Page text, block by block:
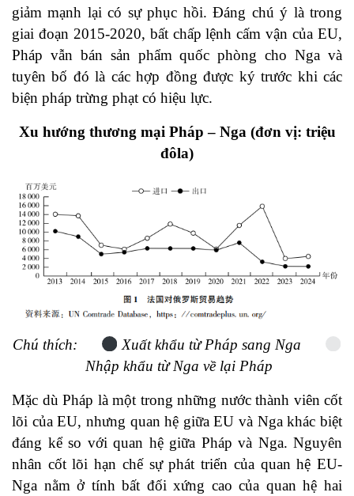
giảm mạnh lại có sự phục hồi. Đáng chú ý là trong
giai đoạn 2015-2020, bất chấp lệnh cấm vận của EU,
Pháp vẫn bán sản phẩm quốc phòng cho Nga và
tuyên bố đó là các hợp đồng được ký trước khi các
biện pháp trừng phạt có hiệu lực.
Xu hướng thương mại Pháp – Nga (đơn vị: triệu
đôla)
Chú thích:
Xuất khẩu từ Pháp sang Nga
Nhập khẩu từ Nga về lại Pháp
Mặc dù Pháp là một trong những nước thành viên cốt
lõi của EU, nhưng quan hệ giữa EU và Nga khác biệt
đáng kể so với quan hệ giữa Pháp và Nga. Nguyên
nhân cốt lõi hạn chế sự phát triển của quan hệ EU-
Nga nằm ở tính bất đối xứng cao của quan hệ hai